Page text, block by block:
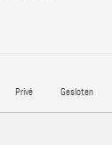
Privé Gesloten